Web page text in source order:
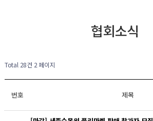
협회소식
Total 28건 2 페이지
번호 제목